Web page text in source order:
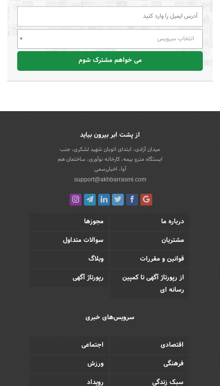
انتخاب سرویس
می خواهم مشترک شوم
از پشت ابر بیرون بیاید
میدان آزادی، ابتدای اتوبان شهید لشکری، جنب
ایستگاه مترو بیمه، کارخانه نوآوری، ساختمان هم
آوا، اخباررسمی
support@akhbarrasmi.com
درباره ما
مجوزها
مشتریان
سوالات متداول
قوانین و مقررات
وبلاگ
از رپورتاژ آگهی تا کمپین
رسانه ای
رپورتاژ آگهی
سرویس‌های خبری
اقتصادی
اجتماعی
فرهنگی
ورزش
سبک زندگی
رویداد